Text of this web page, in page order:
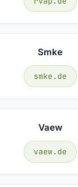
Smke
smke.de
Vaew
vaew.de